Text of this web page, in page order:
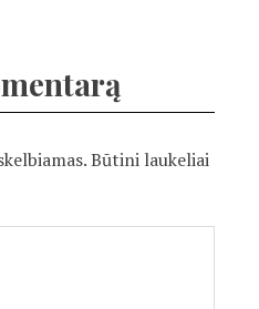
Būtini laukeliai